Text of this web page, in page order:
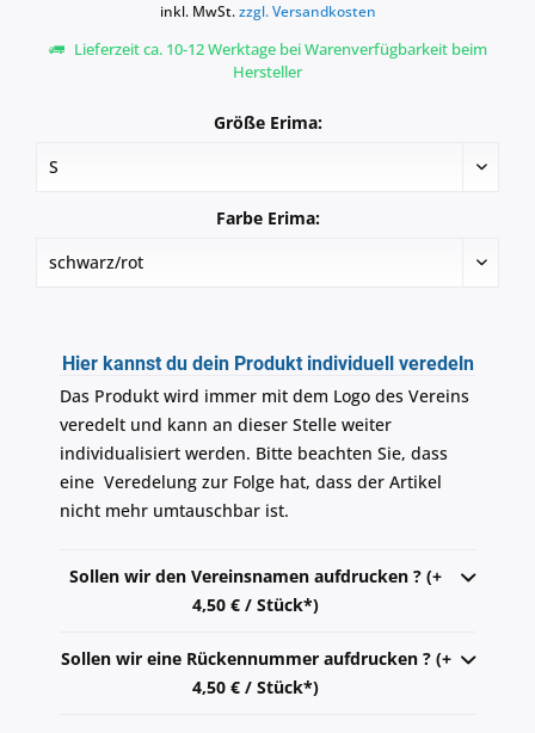
inkl. MwSt.zzgl. Versandkosten
Lieferzeit ca. 10-12 Werktage bei Warenverfügbarkeit beim
Hersteller
Größe Erima:
Farbe Erima:
Hier kannst du dein Produkt individuell veredeln
Das Produkt wird immer mit dem Logo des Vereins
veredelt und kann an dieser Stelle weiter
individualisiert werden. Bitte beachten Sie, dass
eine Veredelung zur Folge hat, dass der Artikel
nicht mehr umtauschbar ist.
Sollen wir den Vereinsnamen aufdrucken ? (+
4,50 € / Stück*)
Sollen wir eine Rückennummer aufdrucken ? (+
4,50 € / Stück*)